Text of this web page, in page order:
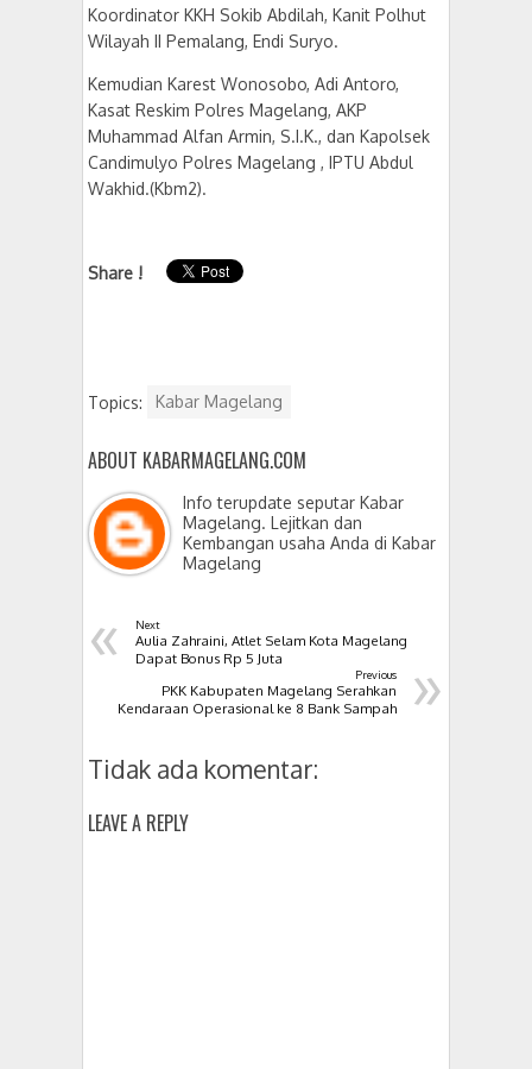
Koordinator KKH Sokib Abdilah, Kanit Polhut
Wilayah II Pemalang, Endi Suryo.
Kemudian Karest Wonosobo, Adi Antoro,
Kasat Reskim Polres Magelang, AKP
Muhammad Alfan Armin, S.I.K., dan Kapolsek
Candimulyo Polres Magelang , IPTU Abdul
Wakhid.(Kbm2).
Share !
Topics: Kabar Magelang
ABOUT KABARMAGELANG.COM
Info terupdate seputar Kabar
Magelang. Lejitkan dan
Kembangan usaha Anda di Kabar
Magelang
« Next
Aulia Zahraini, Atlet Selam Kota Magelang
Dapat Bonus Rp 5 Juta
»
Previous
PKK Kabupaten Magelang Serahkan
Kendaraan Operasional ke 8 Bank Sampah
Tidak ada komentar:
LEAVE A REPLY